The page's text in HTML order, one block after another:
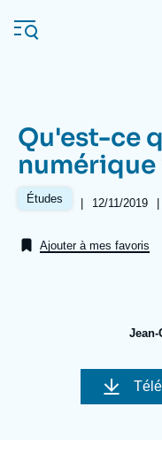
au
contenu
Navigation
principale
L'Ifri
Analyses
Qu'est-ce
numérique
Études |
Date
publication
12/11/2019 |
Ajouter à mes favoris
Jean-
Image
couverture